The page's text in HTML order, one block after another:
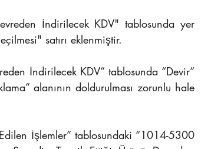
İndirilecek KDV" tablosunda yer
satırı eklenmiştir.
İndirilecek KDV” tablosunda “Devir”
alanının doldurulması zorunlu hale
İşlemler” tablosundaki “1014-5300